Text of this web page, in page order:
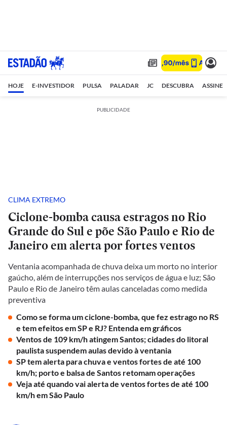
HOJE E-INVESTIDOR PULSA PALADAR JC DESCUBRA ASSINE
PUBLICIDADE
CLIMA EXTREMO
Ciclone-bomba causa estragos no Rio
Grande do Sul e põe São Paulo e Rio de
Janeiro em alerta por fortes ventos
Ventania acompanhada de chuva deixa um morto no interior
gaúcho, além de interrupções nos serviços de água e luz; São
Paulo e Rio de Janeiro têm aulas canceladas como medida
preventiva
Como se forma um ciclone-bomba, que fez estrago no RS
e tem efeitos em SP e RJ? Entenda em gráficos
Ventos de 109 km/h atingem Santos; cidades do litoral
paulista suspendem aulas devido à ventania
SP tem alerta para chuva e ventos fortes de até 100
km/h; porto e balsa de Santos retomam operações
Veja até quando vai alerta de ventos fortes de até 100
km/h em São Paulo